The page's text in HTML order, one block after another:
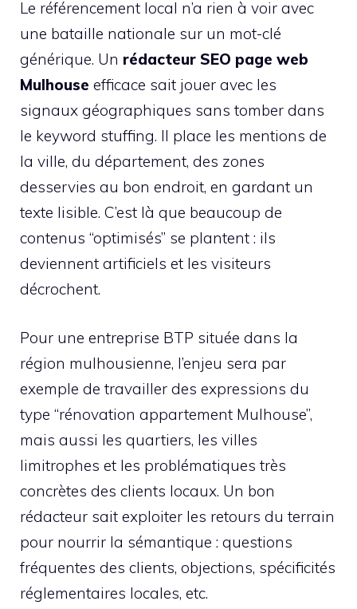
Le référencement local n’a rien à voir avec
une bataille nationale sur un mot-clé
générique. Un rédacteur SEO page web
Mulhouse efficace sait jouer avec les
signaux géographiques sans tomber dans
le keyword stuffing. Il place les mentions de
la ville, du département, des zones
desservies au bon endroit, en gardant un
texte lisible. C’est là que beaucoup de
contenus “optimisés” se plantent : ils
deviennent artificiels et les visiteurs
décrochent.
Pour une entreprise BTP située dans la
région mulhousienne, l’enjeu sera par
exemple de travailler des expressions du
type “rénovation appartement Mulhouse”,
mais aussi les quartiers, les villes
limitrophes et les problématiques très
concrètes des clients locaux. Un bon
rédacteur sait exploiter les retours du terrain
pour nourrir la sémantique : questions
fréquentes des clients, objections, spécificités
réglementaires locales, etc.